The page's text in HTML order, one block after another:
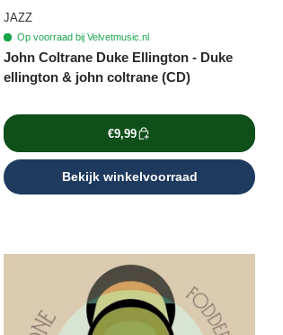
JAZZ
Op voorraad bij Velvetmusic.nl
John Coltrane Duke Ellington - Duke
ellington & john coltrane (CD)
€9,99
Bekijk winkelvoorraad